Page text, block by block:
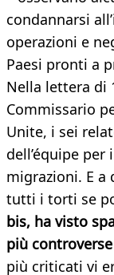
condannarsi
operazioni e
Paesi pronti a
Nella lettera di
Commissario
Unite, i sei
dell’équipe
migrazioni. E a
tutti i torti se
bis, ha visto
più
più criticati vi